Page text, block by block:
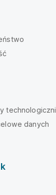
technologiczni
danych